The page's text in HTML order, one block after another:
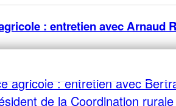
agricole : entretien avec
de la Coordination
: entretien avec Arnaud